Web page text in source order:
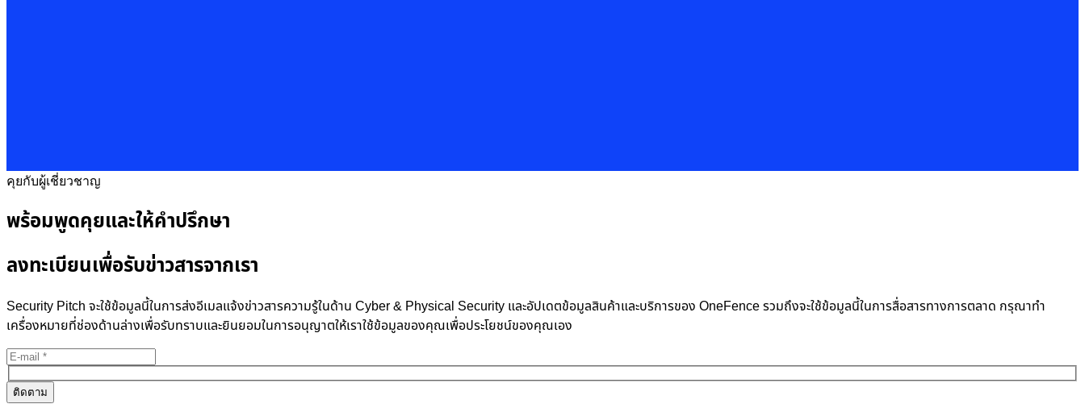
คุยกับผู้เชี่ยวชาญ
พร้อมพูดคุยและให้คำปรึกษา
ลงทะเบียนเพื่อรับข่าวสารจากเรา
Security Pitch จะใช้ข้อมูลนี้ในการส่งอีเมลแจ้งข่าวสารความรู้ในด้าน Cyber & Physical Security และอัปเดตข้อมูลสินค้าและบริการของ OneFence รวมถึงจะใช้ข้อมูลนี้ในการสื่อสารทางการตลาด กรุณาทำ
เครื่องหมายที่ช่องด้านล่างเพื่อรับทราบและยินยอมในการอนุญาตให้เราใช้ข้อมูลของคุณเพื่อประโยชน์ของคุณเอง